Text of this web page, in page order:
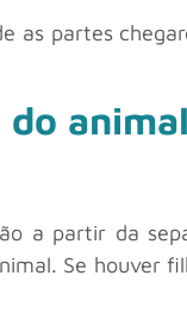
as partes
a partir da
Se houver